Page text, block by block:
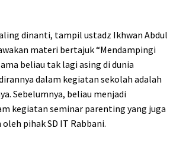
dinanti, tampil ustadz Ikhwan Abdul
materi bertajuk “Mendampingi
beliau tak lagi asing di dunia
dalam kegiatan sekolah adalah
Sebelumnya, beliau menjadi
kegiatan seminar parenting yang juga
pihak SD IT Rabbani.